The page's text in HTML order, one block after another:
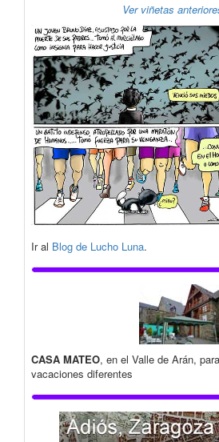
Ver viñetas
Ir al Blog de Lucho Luna.
CASA MATEO, en el Valle de Arán,
vacaciones diferentes